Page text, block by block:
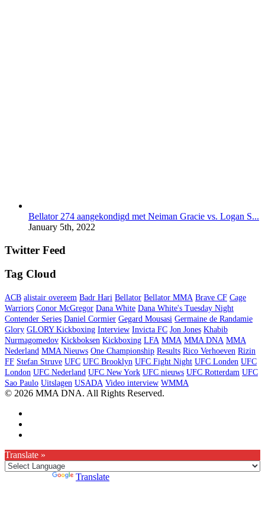
Bellator 274 aangekondigd met Neiman Gracie vs. Logan S...
January 5th, 2022
Twitter Feed
Tag Cloud
ACB alistair overeem Badr Hari Bellator Bellator MMA Brave CF Cage
Warriors Conor McGregor Dana White Dana White's Tuesday Night
Contender Series Daniel Cormier Gegard Mousasi Germaine de Randamie
Glory GLORY Kickboxing Interview Invicta FC Jon Jones Khabib
Nurmagomedov Kickboksen Kickboxing LFA MMA MMA DNA MMA
Nederland MMA Nieuws One Championship Results Rico Verhoeven Rizin
FF Stefan Struve UFC UFC Brooklyn UFC Fight Night UFC Londen UFC
London UFC Nederland UFC New York UFC nieuws UFC Rotterdam UFC
Sao Paulo Uitslagen USADA Video interview WMMA
© 2026 MMA DNA. All Rights Reserved.
Translate »
Translate